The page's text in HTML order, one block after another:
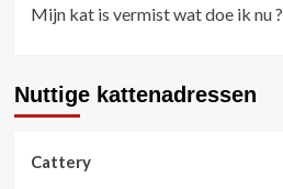
Mijn kat is vermist wat doe ik nu ?
Nuttige kattenadressen
Cattery